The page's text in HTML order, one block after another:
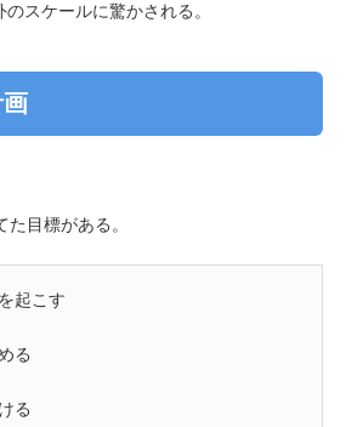
スケールに驚かされる。
目標がある。
起こす
る
る